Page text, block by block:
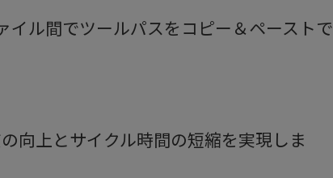
イル間でツールパスをコピー＆ペーストで
向上とサイクル時間の短縮を実現しま